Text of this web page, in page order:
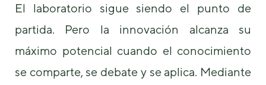
El laboratorio sigue siendo el punto de
partida. Pero la innovación alcanza su
máximo potencial cuando el conocimiento
se comparte, se debate y se aplica. Mediante